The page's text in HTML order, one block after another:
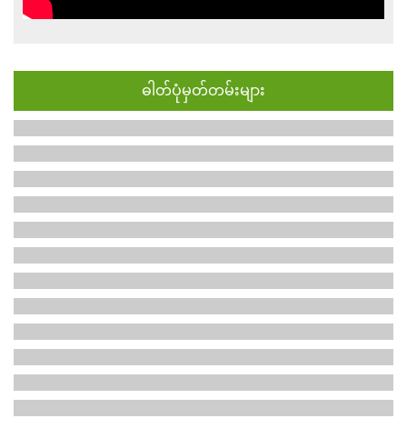
ဓါတ်ပုံမှတ်တမ်းများ